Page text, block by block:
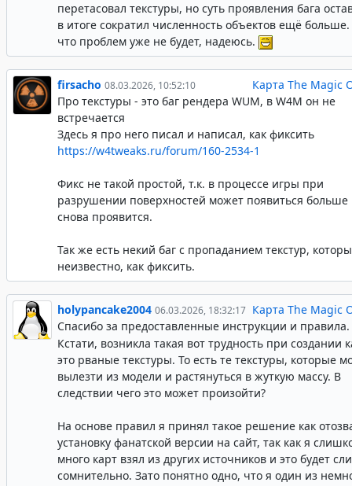
перетасовал текстуры, но суть проявления бага
в итоге сократил численность объектов ещё
что проблем уже не будет, надеюсь.
firsacho 08.03.2026, 10:52:10
Карта The Magic
Про текстуры - это баг рендера WUM, в W4M он не
встречается
Здесь я про него писал и написал, как фиксить
https://w4tweaks.ru/forum/160-2534-1
Фикс не такой простой, т.к. в процессе игры при
разрушении поверхностей может появиться больше
снова проявится.
Так же есть некий баг с пропаданием текстур,
неизвестно, как фиксить.
holypancake2004 06.03.2026, 18:32:17 Карта The Magic
Спасибо за предоставленные инструкции и правила.
Кстати, возникла такая вот трудность при создании
это рваные текстуры. То есть те текстуры, которые
вылезти из модели и растянуться в жуткую массу. В
следствии чего это может произойти?
На основе правил я принял такое решение как
установку фанатской версии на сайт, так как я
много карт взял из других источников и это будет
сомнительно. Зато понятно одно, что я один из